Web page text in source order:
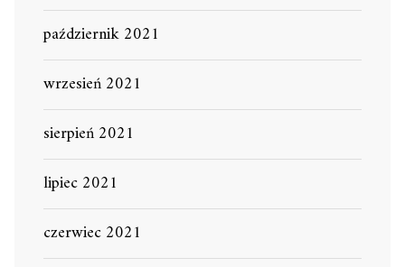
październik 2021
wrzesień 2021
sierpień 2021
lipiec 2021
czerwiec 2021